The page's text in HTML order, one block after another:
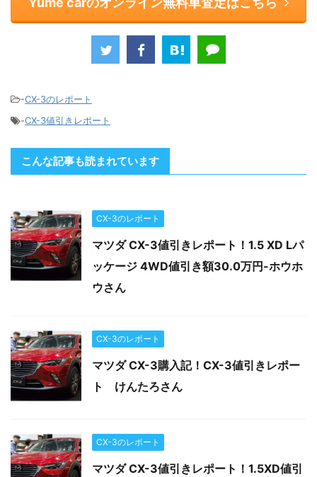
-CX-3のレポート
-CX-3値引きレポート
こんな記事も読まれています
CX-3のレポート
マツダ CX-3値引きレポート！1.5 XD Lパ
ッケージ 4WD値引き額30.0万円-ホウホ
ウさん
CX-3のレポート
マツダ CX-3購入記！CX-3値引きレポー
ト けんたろさん
CX-3のレポート
マツダ CX-3値引きレポート！1.5XD値引